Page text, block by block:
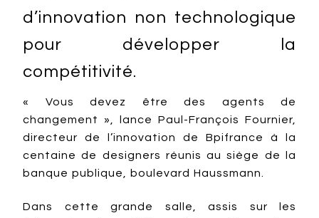
d’innovation non technologique
pour développer la
compétitivité.
« Vous devez être des agents de
changement », lance Paul-François Fournier,
directeur de l’innovation de Bpifrance à la
centaine de designers réunis au siège de la
banque publique, boulevard Haussmann.
Dans cette grande salle, assis sur les